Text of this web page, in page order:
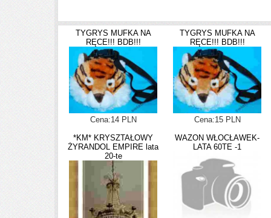
TYGRYS MUFKA NA
RĘCE!!! BDB!!!
Cena:14 PLN
TYGRYS MUFKA NA
RĘCE!!! BDB!!!
Cena:15 PLN
*KM* KRYSZTAŁOWY
ŻYRANDOL EMPIRE lata
20-te
WAZON WŁOCŁAWEK-
LATA 60TE -1